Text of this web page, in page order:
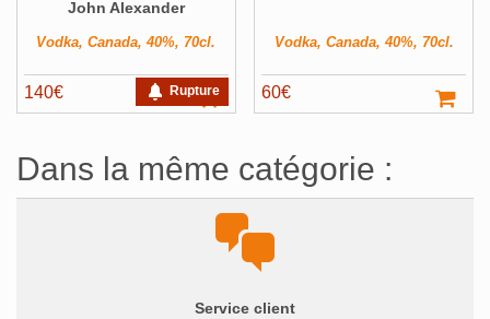
Rupture
John Alexander
Vodka, Canada, 40%, 70cl.
140€
Vodka, Canada, 40%, 70cl.
60€
Dans la même catégorie :
Service client